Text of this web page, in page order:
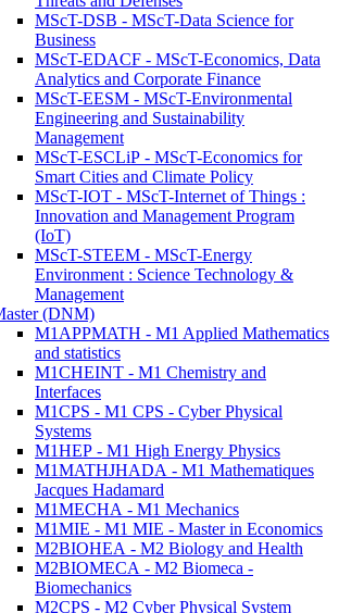
MScT-DSB - MScT-Data Science for
Business
MScT-EDACF - MScT-Economics, Data
Analytics and Corporate Finance
MScT-EESM - MScT-Environmental
Engineering and Sustainability
Management
MScT-ESCLiP - MScT-Economics for
Smart Cities and Climate Policy
MScT-IOT - MScT-Internet of Things :
Innovation and Management Program
(IoT)
MScT-STEEM - MScT-Energy
Environment : Science Technology &
Management
(DNM)
M1APPMATH - M1 Applied Mathematics
and statistics
M1CHEINT - M1 Chemistry and
Interfaces
M1CPS - M1 CPS - Cyber Physical
Systems
M1HEP - M1 High Energy Physics
M1MATHJHADA - M1 Mathematiques
Jacques Hadamard
M1MECHA - M1 Mechanics
M1MIE - M1 MIE - Master in Economics
M2BIOHEA - M2 Biology and Health
M2BIOMECA - M2 Biomeca -
Biomechanics
M2CPS - M2 Cyber Physical System